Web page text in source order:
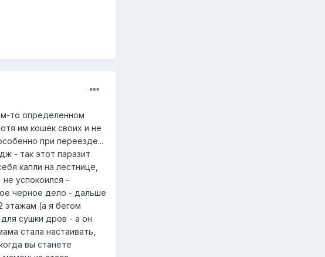
то определенном
им кошек своих и не
при переезде...
- так этот паразит
капли на лестнице,
успокоился -
черное дело - дальше
этажам (а я бегом
сушки дров - а он
стала настаивать,
вы станете